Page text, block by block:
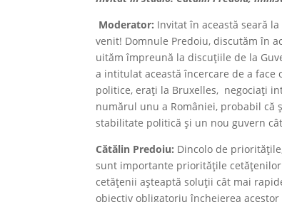
Moderator: Invitat în această seară
venit! Domnule Predoiu, discutăm în
uităm împreună la discuțiile de la
a intitulat această încercare de a
politice, erați la Bruxelles, negociați
numărul unu a României, probabil că
stabilitate politică și un nou guvern
Cătălin Predoiu: Dincolo de
sunt importante prioritățile
cetățenii așteaptă soluții cât mai
obiectiv obligatoriu încheierea